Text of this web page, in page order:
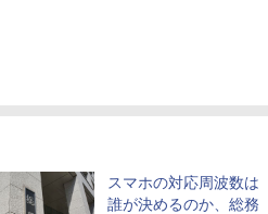
スマホの対応周波数は
誰が決めるのか、総務